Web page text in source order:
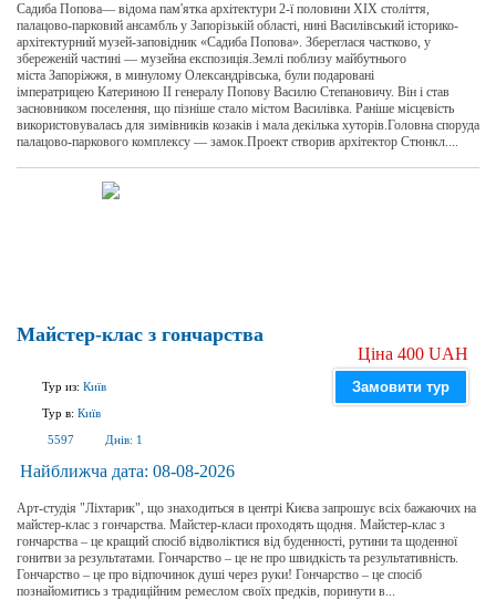
Садиба Попова— відома пам'ятка архітектури 2-ї половини XIX століття,
палацово-парковий ансамбль у Запорізькій області, нині Василівський історико-
архітектурний музей-заповідник «Садиба Попова». Збереглася частково, у
збереженій частині — музейна експозиція.Землі поблизу майбутнього
міста Запоріжжя, в минулому Олександрівська, були подаровані
імператрицею Катериною II генералу Попову Василю Степановичу. Він і став
засновником поселення, що пізніше стало містом Василівка. Раніше місцевість
використовувалась для зимівників козаків і мала декілька хуторів.Головна споруда
палацово-паркового комплексу — замок.Проект створив архітектор Стюнкл....
Майстер-клас з гончарства
Тур из: Київ
Тур в: Київ
5597
Днів: 1
Ціна 400 UAH
Замовити тур
Найближча дата: 08-08-2026
Арт-студія "Ліхтарик", що знаходиться в центрі Києва запрошує всіх бажаючих на
майстер-клас з гончарства. Майстер-класи проходять щодня. Майстер-клас з
гончарства – це кращий спосіб відволіктися від буденності, рутини та щоденної
гонитви за результатами. Гончарство – це не про швидкість та результативність.
Гончарство – це про відпочинок душі через руки! Гончарство – це спосіб
познайомитись з традиційним ремеслом своїх предків, поринути в...